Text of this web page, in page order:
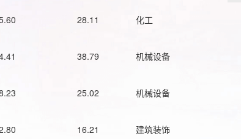
28.11 化工
38.79 机械设备
25.02 机械设备
16.21 建筑装饰